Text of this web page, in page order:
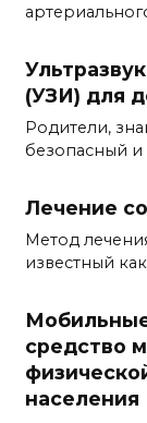
(УЗИ) для
Родители,
безопасный
Лечение
Метод
известный
средство
населения